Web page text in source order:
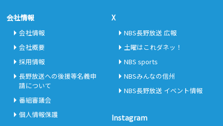
会社情報
会社情報
会社概要
採用情報
長野放送への後援等名義申
請について
番組審議会
個人情報保護
X
NBS長野放送 広報
土曜はこれダネッ！
NBS sports
NBSみんなの信州
NBS長野放送 イベント情報
Instagram